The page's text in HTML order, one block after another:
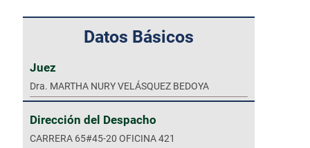
Datos Básicos
Juez
Dra. MARTHA NURY VELÁSQUEZ BEDOYA
Dirección del Despacho
CARRERA 65#45-20 OFICINA 421